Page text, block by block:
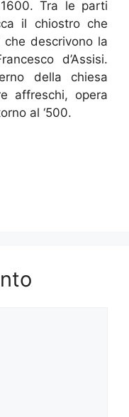
Tra le parti
il chiostro che
descrivono la
d’Assisi.
della chiesa
affreschi, opera
al ‘500.